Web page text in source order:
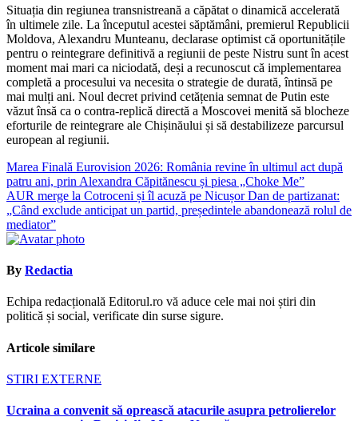
Situația din regiunea transnistreană a căpătat o dinamică accelerată
în ultimele zile. La începutul acestei săptămâni, premierul Republicii
Moldova, Alexandru Munteanu, declarase optimist că oportunitățile
pentru o reintegrare definitivă a regiunii de peste Nistru sunt în acest
moment mai mari ca niciodată, deși a recunoscut că implementarea
completă a procesului va necesita o strategie de durată, întinsă pe
mai mulți ani. Noul decret privind cetățenia semnat de Putin este
văzut însă ca o contra-replică directă a Moscovei menită să blocheze
eforturile de reintegrare ale Chișinăului și să destabilizeze parcursul
european al regiunii.
Navigare
în
articole
Marea Finală Eurovision 2026: România revine în ultimul act după
patru ani, prin Alexandra Căpitănescu și piesa „Choke Me”
AUR merge la Cotroceni și îl acuză pe Nicușor Dan de partizanat:
„Când exclude anticipat un partid, președintele abandonează rolul de
mediator”
By Redactia
Echipa redacțională Editorul.ro vă aduce cele mai noi știri din
politică și social, verificate din surse sigure.
Articole similare
STIRI EXTERNE
Ucraina a convenit să oprească atacurile asupra petrolierelor